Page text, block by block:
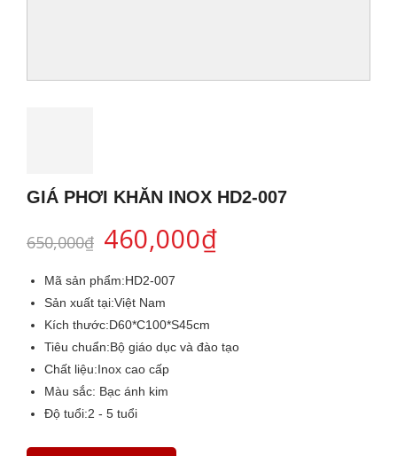
GIÁ PHƠI KHĂN INOX HD2-007
650,000₫ 460,000₫
Mã sản phẩm:HD2-007
Sản xuất tại:Việt Nam
Kích thước:D60*C100*S45cm
Tiêu chuẩn:Bộ giáo dục và đào tạo
Chất liệu:Inox cao cấp
Màu sắc: Bạc ánh kim
Độ tuổi:2 - 5 tuổi